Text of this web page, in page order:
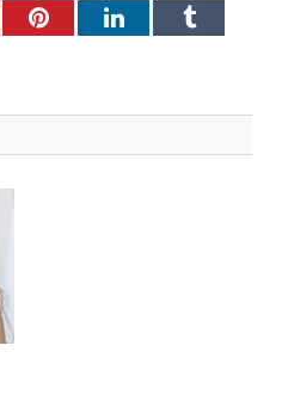
PinterestLinkedInTumblr